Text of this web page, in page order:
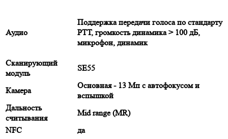
Аудио
Поддержка передачи голоса по стандарту
РТТ, громкость динамика > 100 дБ,
микрофон, динамик
Сканирующий
модуль
SE55
Камера
Основная - 13 Мп с автофокусом и
вспышкой
Дальность
считывания
Mid range (MR)
NFC
да